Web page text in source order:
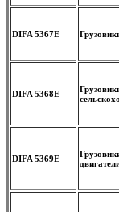
DIFA 5367E
DIFA 5368E
DIFA 5369E